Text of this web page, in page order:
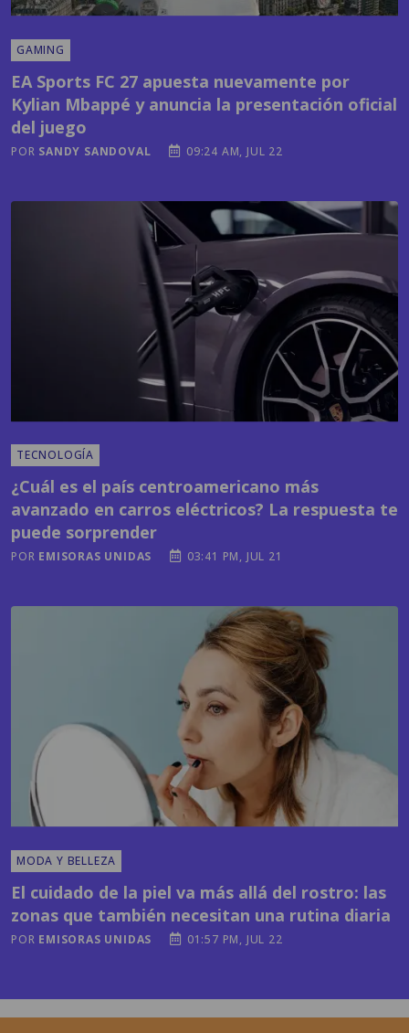
GAMING
EA Sports FC 27 apuesta nuevamente por
Kylian Mbappé y anuncia la presentación oficial
del juego
POR SANDY SANDOVAL 09:24 AM, JUL 22
TECNOLOGÍA
¿Cuál es el país centroamericano más
avanzado en carros eléctricos? La respuesta te
puede sorprender
POR EMISORAS UNIDAS 03:41 PM, JUL 21
MODA Y BELLEZA
El cuidado de la piel va más allá del rostro: las
zonas que también necesitan una rutina diaria
POR EMISORAS UNIDAS 01:57 PM, JUL 22